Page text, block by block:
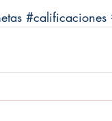
#calificaciones